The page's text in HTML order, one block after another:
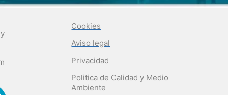
Cookies
Aviso legal
Privacidad
Politica de Calidad y Medio
Ambiente